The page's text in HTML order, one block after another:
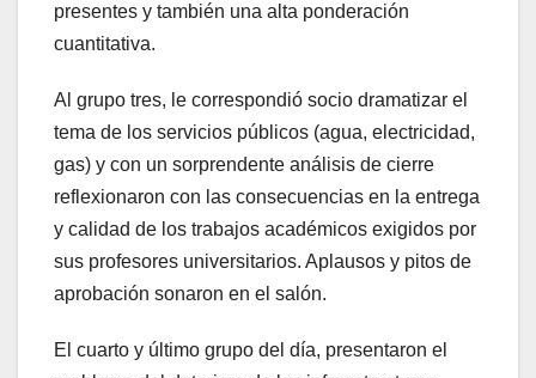
presentes y también una alta ponderación
cuantitativa.
Al grupo tres, le correspondió socio dramatizar el
tema de los servicios públicos (agua, electricidad,
gas) y con un sorprendente análisis de cierre
reflexionaron con las consecuencias en la entrega
y calidad de los trabajos académicos exigidos por
sus profesores universitarios. Aplausos y pitos de
aprobación sonaron en el salón.
El cuarto y último grupo del día, presentaron el